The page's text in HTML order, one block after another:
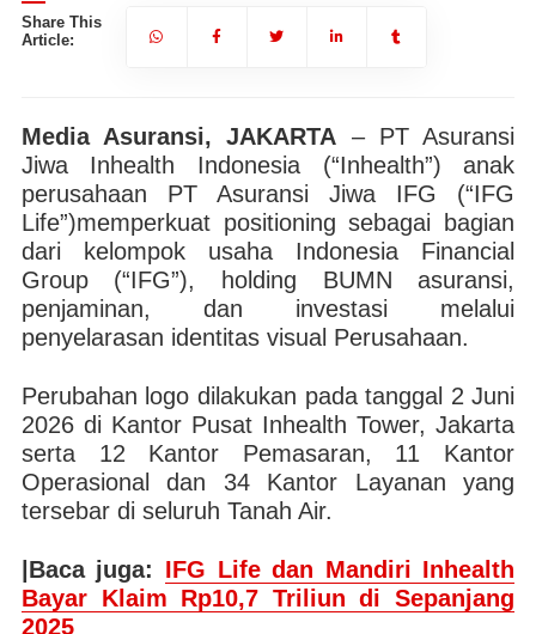
Share This
Article:
Media Asuransi, JAKARTA – PT Asuransi
Jiwa Inhealth Indonesia (“Inhealth”) anak
perusahaan PT Asuransi Jiwa IFG (“IFG
Life”)memperkuat positioning sebagai bagian
dari kelompok usaha Indonesia Financial
Group (“IFG”), holding BUMN asuransi,
penjaminan, dan investasi melalui
penyelarasan identitas visual Perusahaan.
Perubahan logo dilakukan pada tanggal 2 Juni
2026 di Kantor Pusat Inhealth Tower, Jakarta
serta 12 Kantor Pemasaran, 11 Kantor
Operasional dan 34 Kantor Layanan yang
tersebar di seluruh Tanah Air.
|Baca juga: IFG Life dan Mandiri Inhealth
Bayar Klaim Rp10,7 Triliun di Sepanjang
2025